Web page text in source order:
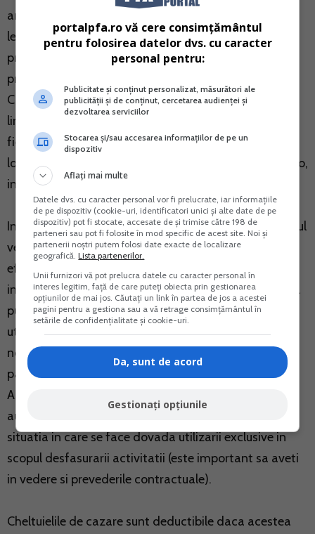
art. 68 alin. (4) si (5) din Codul fiscal
legate de aceste vehicule, cu exceptia cheltuielilor
privind amortizarea pentru care se aplica regulile
privind amortizarea prevazute la art. 28 titlul II din
Codul fiscal, dupa caz. In cadrul cheltuielilor supuse
limitarii fiscale se cuprind cheltuielile direct atribuibile
fiecarui vehicul, inclusiv cele reprezentand: impozitele
locale, asigurarea obligatorie de raspundere civila auto,
inspectiile tehnice periodice, rovinieta etc.
In vederea acordarii deductibilitatii integrale la calculul
venitului net anual, justificarea utilizarii vehiculelor se
efectueaza pe baza documentelor justificative si prin
intocmirea foii de parcurs care trebuie sa cuprinda cel
putin urmatoarele informatii: categoria de vehicul
utilizat, scopul si locul deplasarii, kilometrii parcursi,
norma proprie de consum carburant pe kilometru
parcurs.
Asadar, cheltuielile cu combustibilul si chiria
autoturismului sunt cheltuieli deductibile integral in
situatia in care se face dovada utilizarii exclusive in
scopul desfasurarii activitatii (este important sa aveti
in vedere si prevederile contractuale).
Cheltuielile de cazare sunt deductibile daca acestea
portalpfa.ro vă cere consimțământul
pentru folosirea datelor dvs. cu caracter
personal pentru:
Publicitate și conținut personalizat, măsurători ale
publicității și de conținut, cercetarea audienței și
dezvoltarea serviciilor
Stocarea și/sau accesarea informațiilor de pe un
dispozitiv
Aflați mai multe
Datele dvs. cu caracter personal vor fi prelucrate, iar informațiile
de pe dispozitiv (cookie-uri, identificatori unici și alte date de pe
dispozitiv) pot fi stocate, accesate de și trimise către 198 de
parteneri sau pot fi folosite în mod specific de acest site. Noi și
partenerii noștri putem folosi date exacte de localizare
geografică.Lista partenerilor.
Unii furnizori vă pot prelucra datele cu caracter personal în
interes legitim, față de care puteți obiecta prin gestionarea
opțiunilor de mai jos. Căutați un link în partea de jos a acestei
pagini pentru a gestiona sau a vă retrage consimțământul în
setările de confidențialitate și cookie-uri.
Da, sunt de acord
Gestionați opțiunile